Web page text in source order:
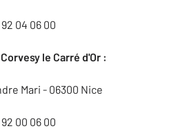
04 06 00
le Carré d'Or :
Mari - 06300 Nice
00 06 00